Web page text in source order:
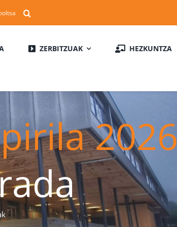
ZERBITZUAK HEZKUNTZA
2026